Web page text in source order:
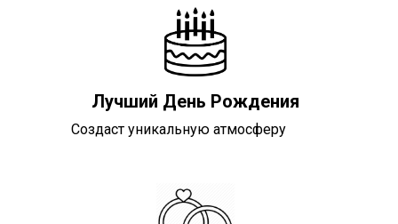
Создаст уникальную атмосферу
Лучший День Рождения